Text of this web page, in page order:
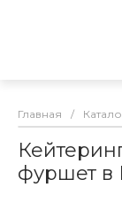
Главная /
фуршет в